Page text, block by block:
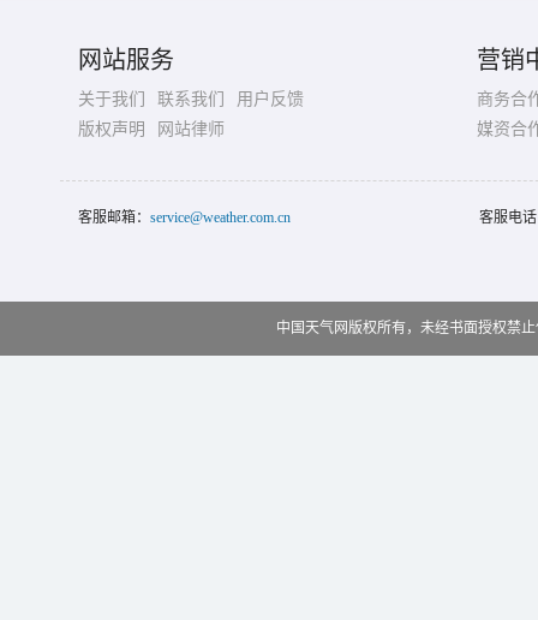
网站服务
关于我们 联系我们
用户反馈
版权声明
网站律师
营销
商务合
媒资合
客服邮箱： service@weather.com.cn 客服电
中国天气网版权所有，未经书面授权